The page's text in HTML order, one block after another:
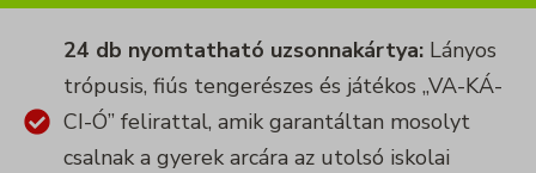
24 db nyomtatható uzsonnakártya:Lányos
trópusis, fiús tengerészes és játékos „VA-KÁ-
CI-Ó” felirattal, amik garantáltan mosolyt
csalnak a gyerek arcára az utolsó iskolai